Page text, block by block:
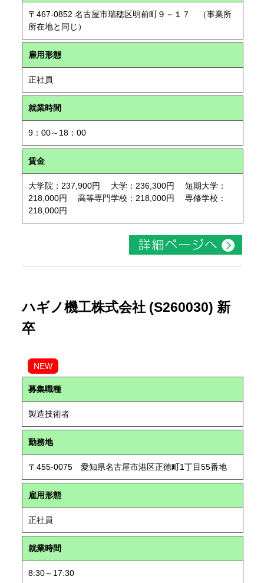
〒467-0852 名古屋市瑞穂区明前町９－１７ （事業所
所在地と同じ）
雇用形態
正社員
就業時間
9：00～18：00
賃金
大学院：237,900円 大学：236,300円 短期大学：
218,000円 高等専門学校：218,000円 専修学校：
218,000円
ハギノ機工株式会社 (S260030) 新
卒
NEW
募集職種
製造技術者
勤務地
〒455-0075 愛知県名古屋市港区正徳町1丁目55番地
雇用形態
正社員
就業時間
8:30～17:30